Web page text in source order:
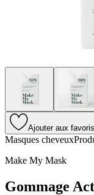
Ajouter aux favoris
Masques cheveux
Make My Mask
Gommage